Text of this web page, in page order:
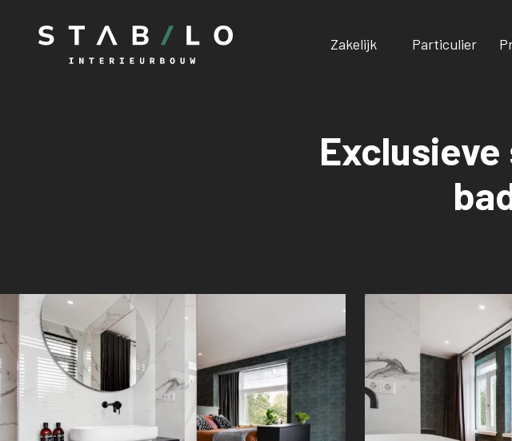
Zakelijk Particulier